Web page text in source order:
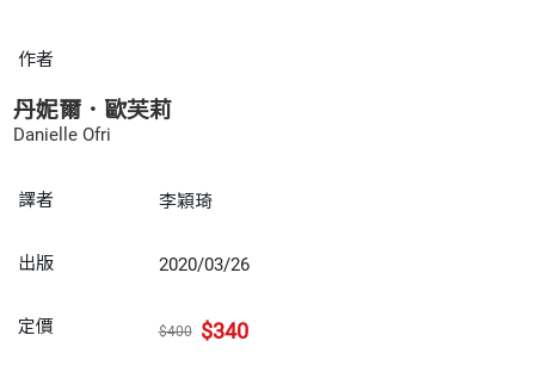
作者
丹妮爾．歐芙莉
Danielle Ofri
譯者 李穎琦
出版 2020/03/26
定價 $400 $340